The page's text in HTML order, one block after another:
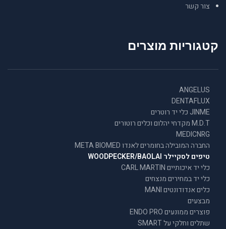
צור קשר
קטגוריות מוצרים
ANGELUS
DENTAFLUX
JINME כלי יד רוטרים
M.D.T מקדחי יהלום וכלים רוטורים
MEDICNRG
החברה המובילה בחומרים לאנדו META BIOMED
טיפים לסקיילר WOODPECKER/BAOLAI
כלי יד איכותיים CARL MARTIN
כלי יד במחירים מנצחים
כלים אנדודונטים MANI
מבצעים
פוצרים ממונעים ENDO PRO
שתלים וחלקי על SMART